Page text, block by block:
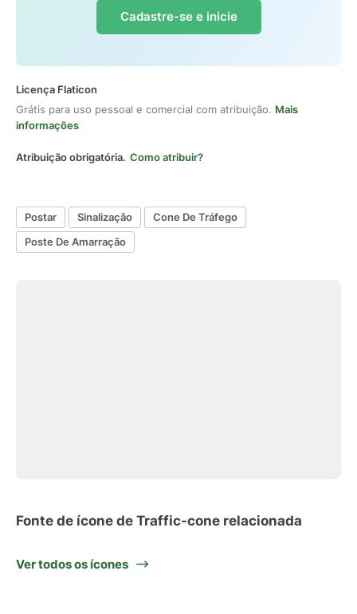
Cadastre-se e inicie
Licença Flaticon
Grátis para uso pessoal e comercial com atribuição. Mais
informações
Atribuição obrigatória. Como atribuir?
Postar Sinalização
Cone De Tráfego
Poste De Amarração
Fonte de ícone de Traffic-cone relacionada
Ver todos os ícones